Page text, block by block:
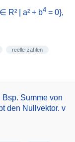
R² | a² + b4= 0},
reelle-zahlen
Summe von
den Nullvektor. v